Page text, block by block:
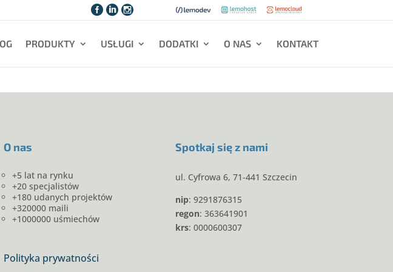
  
PRODUKTY USŁUGI DODATKI O NAS KONTAKT
O nas
+5 lat na rynku
+20 specjalistów
+180 udanych projektów
+320000 maili
+1000000 uśmiechów
Polityka prywatności
Spotkaj się z nami
ul. Cyfrowa 6, 71-441 Szczecin
nip: 9291876315
regon: 363641901
krs: 0000600307